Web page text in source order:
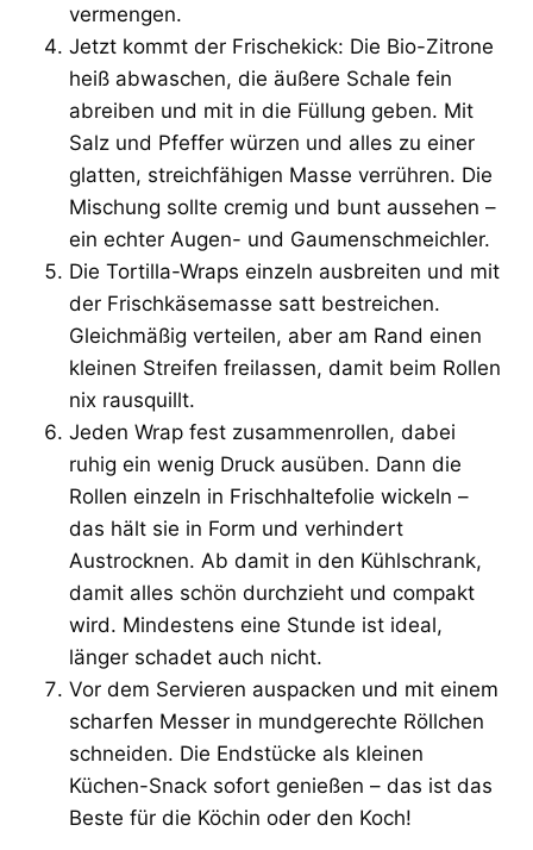
vermengen.
Jetzt kommt der Frischekick: Die Bio-Zitrone
heiß abwaschen, die äußere Schale fein
abreiben und mit in die Füllung geben. Mit
Salz und Pfeffer würzen und alles zu einer
glatten, streichfähigen Masse verrühren. Die
Mischung sollte cremig und bunt aussehen –
ein echter Augen- und Gaumenschmeichler.
Die Tortilla-Wraps einzeln ausbreiten und mit
der Frischkäsemasse satt bestreichen.
Gleichmäßig verteilen, aber am Rand einen
kleinen Streifen freilassen, damit beim Rollen
nix rausquillt.
Jeden Wrap fest zusammenrollen, dabei
ruhig ein wenig Druck ausüben. Dann die
Rollen einzeln in Frischhaltefolie wickeln –
das hält sie in Form und verhindert
Austrocknen. Ab damit in den Kühlschrank,
damit alles schön durchzieht und compakt
wird. Mindestens eine Stunde ist ideal,
länger schadet auch nicht.
Vor dem Servieren auspacken und mit einem
scharfen Messer in mundgerechte Röllchen
schneiden. Die Endstücke als kleinen
Küchen-Snack sofort genießen – das ist das
Beste für die Köchin oder den Koch!